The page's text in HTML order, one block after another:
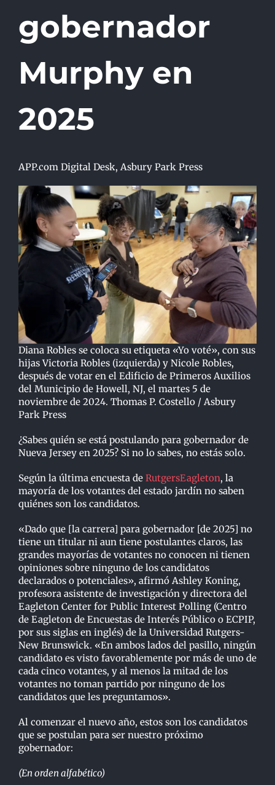
gobernador
Murphy en
2025
APP.com Digital Desk, Asbury Park Press
Diana Robles se coloca su etiqueta «Yo voté», con sus
hijas Victoria Robles (izquierda) y Nicole Robles,
después de votar en el Edificio de Primeros Auxilios
del Municipio de Howell, NJ, el martes 5 de
noviembre de 2024. Thomas P. Costello / Asbury
Park Press
¿Sabes quién se está postulando para gobernador de
Nueva Jersey en 2025? Si no lo sabes, no estás solo.
Según la última encuesta de RutgersEagleton, la
mayoría de los votantes del estado jardín no saben
quiénes son los candidatos.
«Dado que [la carrera] para gobernador [de 2025] no
tiene un titular ni aun tiene postulantes claros, las
grandes mayorías de votantes no conocen ni tienen
opiniones sobre ninguno de los candidatos
declarados o potenciales», afirmó Ashley Koning,
profesora asistente de investigación y directora del
Eagleton Center for Public Interest Polling (Centro
de Eagleton de Encuestas de Interés Público o ECPIP,
por sus siglas en inglés) de la Universidad Rutgers-
New Brunswick. «En ambos lados del pasillo, ningún
candidato es visto favorablemente por más de uno de
cada cinco votantes, y al menos la mitad de los
votantes no toman partido por ninguno de los
candidatos que les preguntamos».
Al comenzar el nuevo año, estos son los candidatos
que se postulan para ser nuestro próximo
gobernador:
(En orden alfabético)